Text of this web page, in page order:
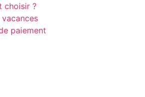
choisir ?
paiement